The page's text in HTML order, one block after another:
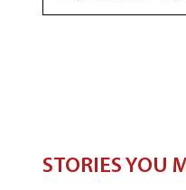
STORIES YOU